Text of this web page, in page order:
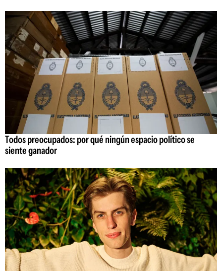
Todos preocupados: por qué ningún espacio político se
siente ganador